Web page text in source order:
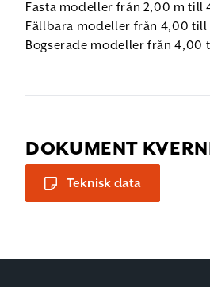
Fasta modeller från 2,00 m till
Fällbara modeller från 4,00
Bogserade modeller från
DOKUMENT
Teknisk data